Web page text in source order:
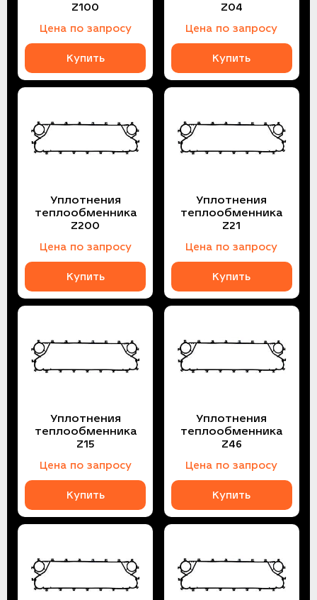
Z100
Цена по запросу
Купить
Z04
Цена по запросу
Купить
Уплотнения
теплообменника
Z200
Цена по запросу
Купить
Уплотнения
теплообменника
Z21
Цена по запросу
Купить
Уплотнения
теплообменника
Z15
Цена по запросу
Купить
Уплотнения
теплообменника
Z46
Цена по запросу
Купить